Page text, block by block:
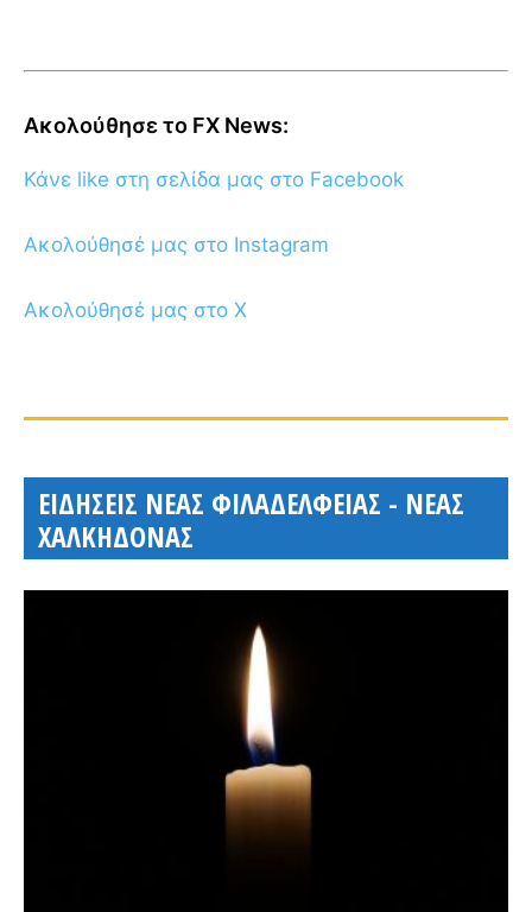
Ακολούθησε το FX News:
Κάνε like στη σελίδα μας στο Facebook
Ακολούθησέ μας στο Instagram
Ακολούθησέ μας στο X
ΕΙΔΗΣΕΙΣ ΝΕΑΣ ΦΙΛΑΔΕΛΦΕΙΑΣ - ΝΕΑΣ
ΧΑΛΚΗΔΟΝΑΣ